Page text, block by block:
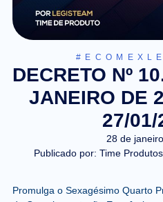
DECRETO Nº
JANEIRO DE
27/01/
28 de
Publicado por: Time
Promulga o Sexagésimo Quarto